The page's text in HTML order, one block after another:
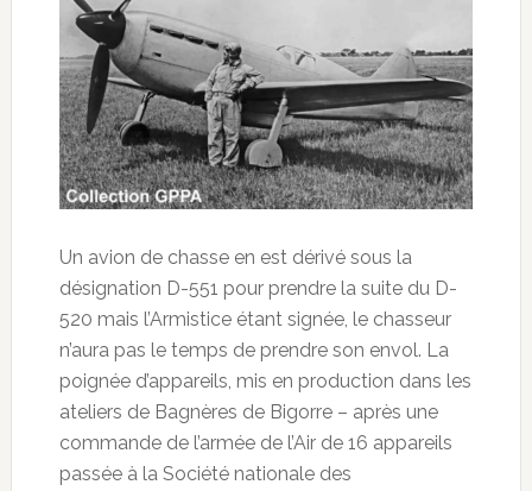
Un avion de chasse en est dérivé sous la
désignation D-551 pour prendre la suite du D-
520 mais l’Armistice étant signée, le chasseur
n’aura pas le temps de prendre son envol. La
poignée d’appareils, mis en production dans les
ateliers de Bagnères de Bigorre – après une
commande de l’armée de l’Air de 16 appareils
passée à la Société nationale des